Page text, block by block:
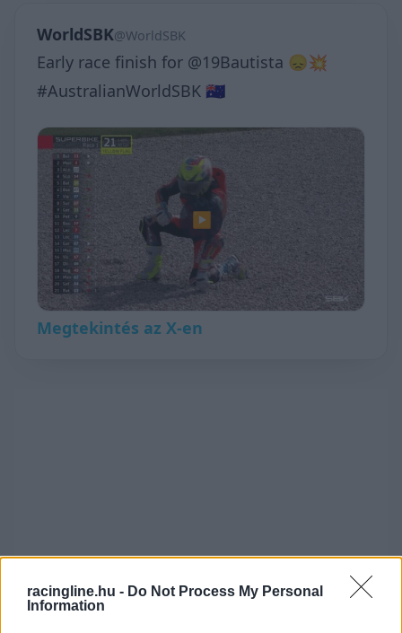
racingline.hu - Do Not Process My Personal
Information
WorldSBK@WorldSBK
Early race finish for @19Bautista 😞💥
#AustralianWorldSBK 🇦🇺
▶
Megtekintés az X-en